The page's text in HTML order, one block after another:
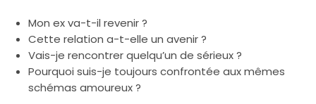
Mon ex va-t-il revenir ?
Cette relation a-t-elle un avenir ?
Vais-je rencontrer quelqu’un de sérieux ?
Pourquoi suis-je toujours confrontée aux mêmes
schémas amoureux ?